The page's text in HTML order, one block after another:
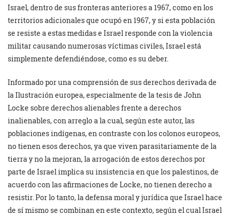
Israel, dentro de sus fronteras anteriores a 1967, como en los
territorios adicionales que ocupó en 1967, y si esta población
se resiste a estas medidas e Israel responde con la violencia
militar causando numerosas víctimas civiles, Israel está
simplemente defendiéndose, como es su deber.
Informado por una comprensión de sus derechos derivada de
la Ilustración europea, especialmente de la tesis de John
Locke sobre derechos alienables frente a derechos
inalienables, con arreglo a la cual, según este autor, las
poblaciones indígenas, en contraste con los colonos europeos,
no tienen esos derechos, ya que viven parasitariamente de la
tierra y no la mejoran, la arrogación de estos derechos por
parte de Israel implica su insistencia en que los palestinos, de
acuerdo con las afirmaciones de Locke, no tienen derecho a
resistir. Por lo tanto, la defensa moral y jurídica que Israel hace
de sí mismo se combinan en este contexto, según el cual Israel